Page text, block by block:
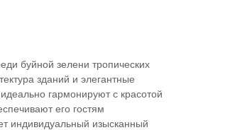
буйной зелени тропических
зданий и элегантные
гармонируют с красотой
его гостям
индивидуальный изысканный